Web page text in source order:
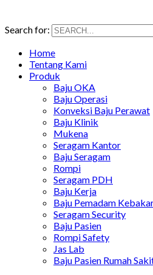
Search for:
Home
Tentang Kami
Produk
Baju OKA
Baju Operasi
Konveksi Baju Perawat
Baju Klinik
Mukena
Seragam Kantor
Baju Seragam
Rompi
Seragam PDH
Baju Kerja
Baju Pemadam
Seragam Security
Baju Pasien
Rompi Safety
Jas Lab
Baju Pasien Rumah